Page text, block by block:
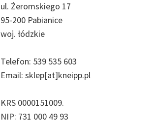
ul. Żeromskiego 17
95-200 Pabianice
woj. łódzkie
Telefon: 539 535 603
Email: sklep[at]kneipp.pl
KRS 0000151009.
NIP: 731 000 49 93